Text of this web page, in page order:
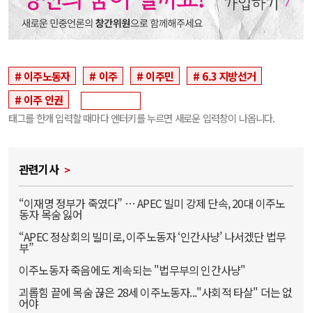
이주노동자 이주 이주민
6.3 지방선거
이주 인권
태그를 한개 입력할 때마다 엔터키를 누르면 새로운 입력창이 나옵니다.
관련기사
“이재명 정부가 죽였다” … APEC 빌미 강제 단속, 20대 이주노
동자 목숨 잃어
“APEC 정상회의 빌미로, 이주노동자 ‘인간사냥’ 나서겠단 법무
부”
이주노동자 죽음에도 계속되는 "법무부의 인간사냥"
괴롭힘 끝에 목숨 끊은 28세 이주노동자..."사회적 타살" 더는 없
어야